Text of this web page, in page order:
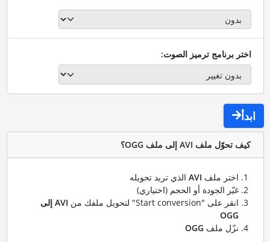
اختر برنامج ترميز الصوت:
ابدأ
كيف تحوّل ملف AVI إلى ملف OGG؟
اختر ملف AVIالذي تريد تحويله
غيّر الجودة أو الحجم (اختياري)
انقر على "Start conversion" لتحويل ملفك من
AVI إلى
OGG
نزّل ملف OGG